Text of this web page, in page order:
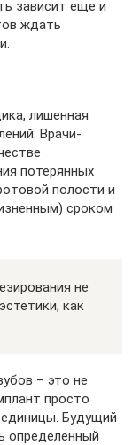
зависит еще и
ждать
лишенная
Врачи-
потерянных
полости и
сроком
не
как
– это не
просто
Будущий
определенный